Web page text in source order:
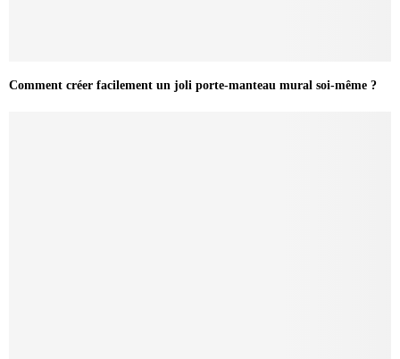
Comment créer facilement un joli porte-manteau mural soi-même ?